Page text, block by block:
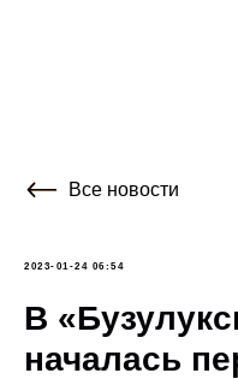
Все новости
2023-01-24 06:54
В
началась